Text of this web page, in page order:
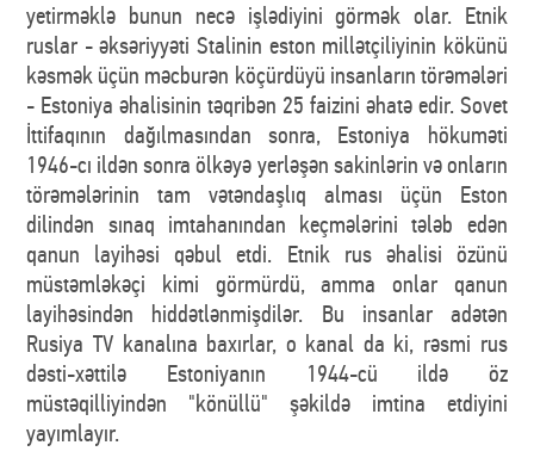
yetirməklə bunun necə işlədiyini görmək olar. Etnik
ruslar - əksəriyyəti Stalinin eston millətçiliyinin kökünü
kəsmək üçün məcburən köçürdüyü insanların törəmələri
- Estoniya əhalisinin təqribən 25 faizini əhatə edir. Sovet
İttifaqının dağılmasından sonra, Estoniya hökuməti
1946-cı ildən sonra ölkəyə yerləşən sakinlərin və onların
törəmələrinin tam vətəndaşlıq alması üçün Eston
dilindən sınaq imtahanından keçmələrini tələb edən
qanun layihəsi qəbul etdi. Etnik rus əhalisi özünü
müstəmləkəçi kimi görmürdü, amma onlar qanun
layihəsindən hiddətlənmişdilər. Bu insanlar adətən
Rusiya TV kanalına baxırlar, o kanal da ki, rəsmi rus
dəsti-xəttilə Estoniyanın 1944-cü ildə öz
müstəqilliyindən "könüllü" şəkildə imtina etdiyini
yayımlayır.